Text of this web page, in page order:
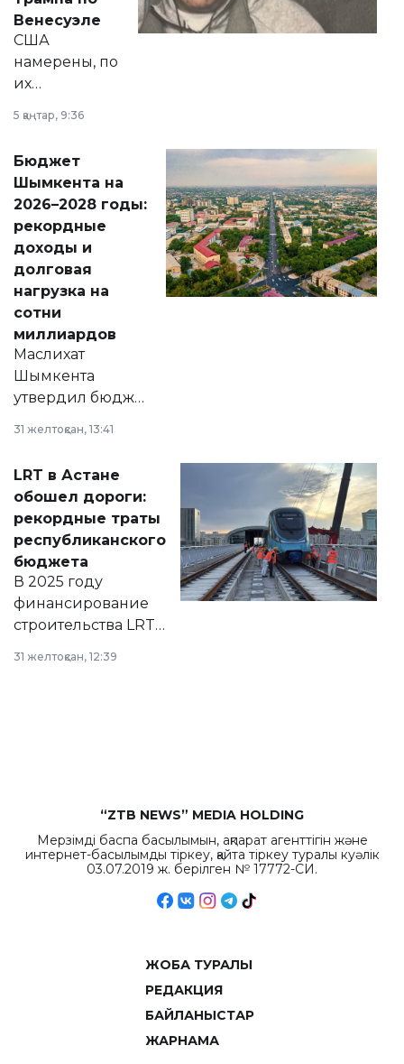
личного здоровья.
Венесуэле
США
намерены, по
их
принести
народу
Венесуэлы.
5 қаңтар, 9:36
Бюджет
Шымкента на
2026–2028 годы:
рекордные
доходы и
долговая
нагрузка на
сотни
миллиардов
Маслихат
Шымкента
утвердил бюджет
2028 годы.
документ
появился в базе
нормативных
правовых актов и
на сайте маслихат
города.
31 желтоқсан, 13:41
LRT в Астане
обошел дороги:
рекордные траты
республиканского
бюджета
В 2025 году
финансирование
строительства LRT
республиканского
31 желтоқсан, 12:39
“ZTB NEWS” MEDIA HOLDING
Мерзімді баспа басылымын, ақпарат агенттігін және
интернет-басылымды тіркеу, қайта тіркеу туралы куәлік
03.07.2019 ж. берілген № 17772-СИ.
ЖОБА ТУРАЛЫ
РЕДАКЦИЯ
БАЙЛАНЫСТАР
ЖАРНАМА